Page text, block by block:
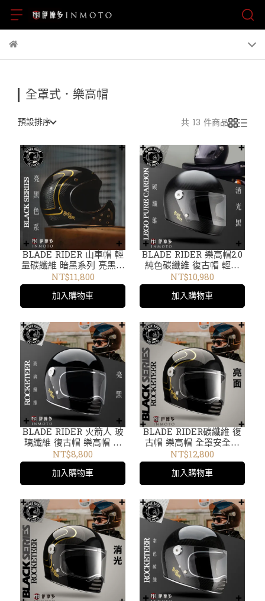
全罩式．樂高帽
預設排序 共 13 件商品
BLADE RIDER 山車帽 輕
量碳纖維 暗黑系列 亮黑色
系 小羊皮內襯
NT$11,800
加入購物車
BLADE RIDER 樂高帽2.0
純色碳纖維 復古帽 輕量
小羊皮內襯。消光黑
NT$10,980
加入購物車
BLADE RIDER 火箭人 玻
璃纖維 復古帽 樂高帽 全
罩安全帽 ROCKETEER
2.0 輕量 小羊皮內襯。亮
黑
NT$8,800
加入購物車
BLADE RIDER碳纖維 復
古帽 樂高帽 全罩安全帽
火箭人ROCKETEER 2.0
輕量 小羊皮內襯。亮面
NT$12,800
加入購物車